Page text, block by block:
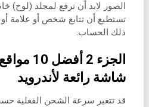
الصور لابد أن ترفع لمجلد
ذلك الحساب.
الجزء 2
شاشة رائعة لأندرويد
قد تتغير سرعة الشحن الفعلية